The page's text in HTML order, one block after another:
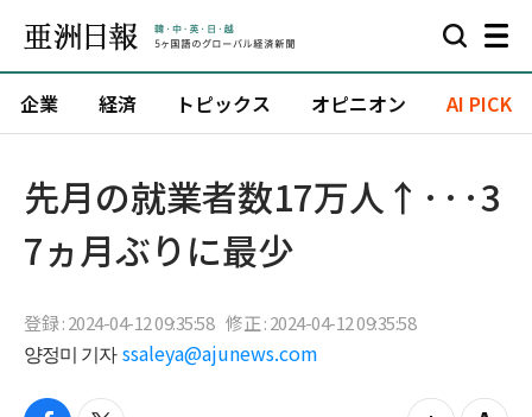
企業 経済 トピックス オピニオン AI PICK
先月の就業者数17万人↑···3
7ヵ月ぶりに最少
登録 : 2024-04-12 09:35:58 修正 : 2024-04-12 09:35:58
양정미 기자 ssaleya@ajunews.com